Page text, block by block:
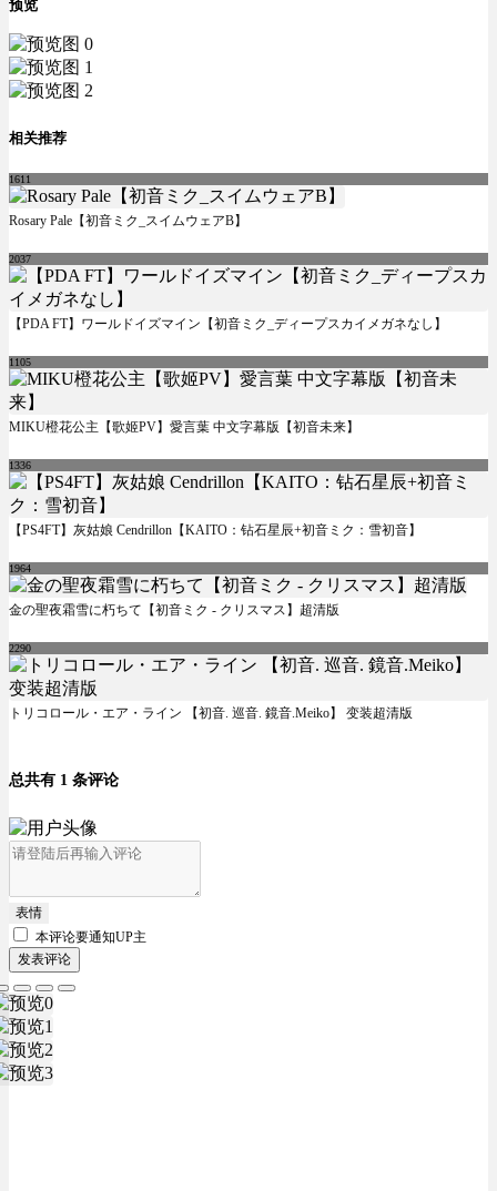
预览
相关推荐
1611
Rosary Pale【初音ミク_スイムウェアB】
2037
【PDA FT】ワールドイズマイン【初音ミク_ディープスカイメガネなし】
1105
MIKU橙花公主【歌姬PV】愛言葉 中文字幕版【初音未来】
1336
【PS4FT】灰姑娘 Cendrillon【KAITO：钻石星辰+初音ミク：雪初音】
1964
金の聖夜霜雪に朽ちて【初音ミク - クリスマス】超清版
2290
トリコロール・エア・ライン 【初音. 巡音. 鏡音.Meiko】 变装超清版
总共有 1 条评论
表情
本评论要通知UP主
发表评论